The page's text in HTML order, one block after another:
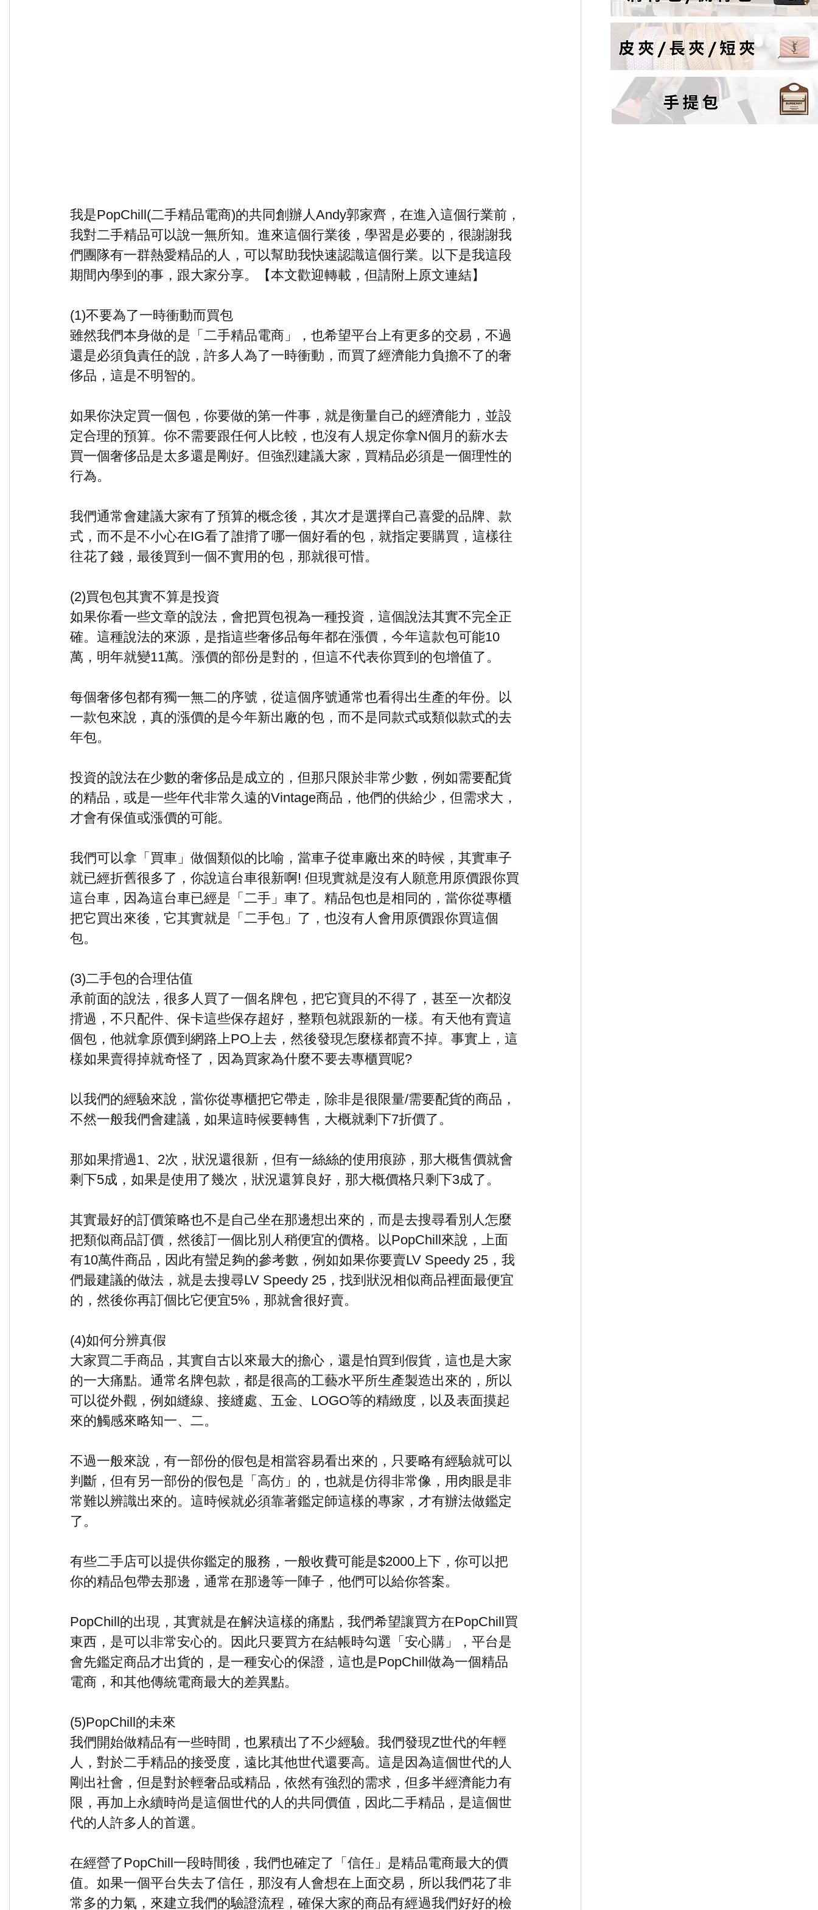
我是PopChill(二手精品電商)的共同創辦人Andy郭家齊，在進入這個行業前，
我對二手精品可以說一無所知。進來這個行業後，學習是必要的，很謝謝我
們團隊有一群熱愛精品的人，可以幫助我快速認識這個行業。以下是我這段
期間內學到的事，跟大家分享。【本文歡迎轉載，但請附上原文連結】
(1)不要為了一時衝動而買包
雖然我們本身做的是「二手精品電商」，也希望平台上有更多的交易，不過
還是必須負責任的說，許多人為了一時衝動，而買了經濟能力負擔不了的奢
侈品，這是不明智的。
如果你決定買一個包，你要做的第一件事，就是衡量自己的經濟能力，並設
定合理的預算。你不需要跟任何人比較，也沒有人規定你拿N個月的薪水去
買一個奢侈品是太多還是剛好。但強烈建議大家，買精品必須是一個理性的
行為。
我們通常會建議大家有了預算的概念後，其次才是選擇自己喜愛的品牌、款
式，而不是不小心在IG看了誰揹了哪一個好看的包，就指定要購買，這樣往
往花了錢，最後買到一個不實用的包，那就很可惜。
(2)買包包其實不算是投資
如果你看一些文章的說法，會把買包視為一種投資，這個說法其實不完全正
確。這種說法的來源，是指這些奢侈品每年都在漲價，今年這款包可能10
萬，明年就變11萬。漲價的部份是對的，但這不代表你買到的包增值了。
每個奢侈包都有獨一無二的序號，從這個序號通常也看得出生產的年份。以
一款包來說，真的漲價的是今年新出廠的包，而不是同款式或類似款式的去
年包。
投資的說法在少數的奢侈品是成立的，但那只限於非常少數，例如需要配貨
的精品，或是一些年代非常久遠的Vintage商品，他們的供給少，但需求大，
才會有保值或漲價的可能。
我們可以拿「買車」做個類似的比喻，當車子從車廠出來的時候，其實車子
就已經折舊很多了，你說這台車很新啊! 但現實就是沒有人願意用原價跟你買
這台車，因為這台車已經是「二手」車了。精品包也是相同的，當你從專櫃
把它買出來後，它其實就是「二手包」了，也沒有人會用原價跟你買這個
包。
(3)二手包的合理估值
承前面的說法，很多人買了一個名牌包，把它寶貝的不得了，甚至一次都沒
揹過，不只配件、保卡這些保存超好，整顆包就跟新的一樣。有天他有賣這
個包，他就拿原價到網路上PO上去，然後發現怎麼樣都賣不掉。事實上，這
樣如果賣得掉就奇怪了，因為買家為什麼不要去專櫃買呢?
以我們的經驗來說，當你從專櫃把它帶走，除非是很限量/需要配貨的商品，
不然一般我們會建議，如果這時候要轉售，大概就剩下7折價了。
那如果揹過1、2次，狀況還很新，但有一絲絲的使用痕跡，那大概售價就會
剩下5成，如果是使用了幾次，狀況還算良好，那大概價格只剩下3成了。
其實最好的訂價策略也不是自己坐在那邊想出來的，而是去搜尋看別人怎麼
把類似商品訂價，然後訂一個比別人稍便宜的價格。以PopChill來說，上面
有10萬件商品，因此有蠻足夠的參考數，例如如果你要賣LV Speedy 25，我
們最建議的做法，就是去搜尋LV Speedy 25，找到狀況相似商品裡面最便宜
的，然後你再訂個比它便宜5%，那就會很好賣。
(4)如何分辨真假
大家買二手商品，其實自古以來最大的擔心，還是怕買到假貨，這也是大家
的一大痛點。通常名牌包款，都是很高的工藝水平所生產製造出來的，所以
可以從外觀，例如縫線、接縫處、五金、LOGO等的精緻度，以及表面摸起
來的觸感來略知一、二。
不過一般來說，有一部份的假包是相當容易看出來的，只要略有經驗就可以
判斷，但有另一部份的假包是「高仿」的，也就是仿得非常像，用肉眼是非
常難以辨識出來的。這時候就必須靠著鑑定師這樣的專家，才有辦法做鑑定
了。
有些二手店可以提供你鑑定的服務，一般收費可能是$2000上下，你可以把
你的精品包帶去那邊，通常在那邊等一陣子，他們可以給你答案。
PopChill的出現，其實就是在解決這樣的痛點，我們希望讓買方在PopChill買
東西，是可以非常安心的。因此只要買方在結帳時勾選「安心購」，平台是
會先鑑定商品才出貨的，是一種安心的保證，這也是PopChill做為一個精品
電商，和其他傳統電商最大的差異點。
(5)PopChill的未來
我們開始做精品有一些時間，也累積出了不少經驗。我們發現Z世代的年輕
人，對於二手精品的接受度，遠比其他世代還要高。這是因為這個世代的人
剛出社會，但是對於輕奢品或精品，依然有強烈的需求，但多半經濟能力有
限，再加上永續時尚是這個世代的人的共同價值，因此二手精品，是這個世
代的人許多人的首選。
在經營了PopChill一段時間後，我們也確定了「信任」是精品電商最大的價
值。如果一個平台失去了信任，那沒有人會想在上面交易，所以我們花了非
常多的力氣，來建立我們的驗證流程，確保大家的商品有經過我們好好的檢